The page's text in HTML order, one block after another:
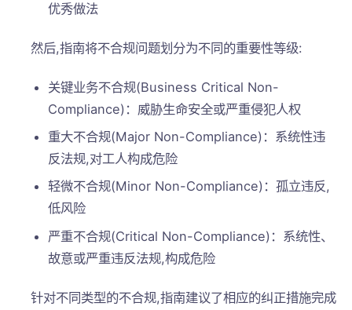
优秀做法
然后,指南将不合规问题划分为不同的重要性等级:
关键业务不合规(Business Critical Non-
Compliance)：威胁生命安全或严重侵犯人权
重大不合规(Major Non-Compliance)：系统性违
反法规,对工人构成危险
轻微不合规(Minor Non-Compliance)：孤立违反,
低风险
严重不合规(Critical Non-Compliance)：系统性、
故意或严重违反法规,构成危险
针对不同类型的不合规,指南建议了相应的纠正措施完成